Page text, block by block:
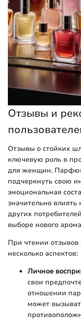
Отзывы и
Отзывы о стойких
ключевую роль в
для женщин.
подчеркнуть свою
эмоциональная
значительно
других
выборе нового
При чтении
несколько аспектов:
Личное
свои
отношении
может